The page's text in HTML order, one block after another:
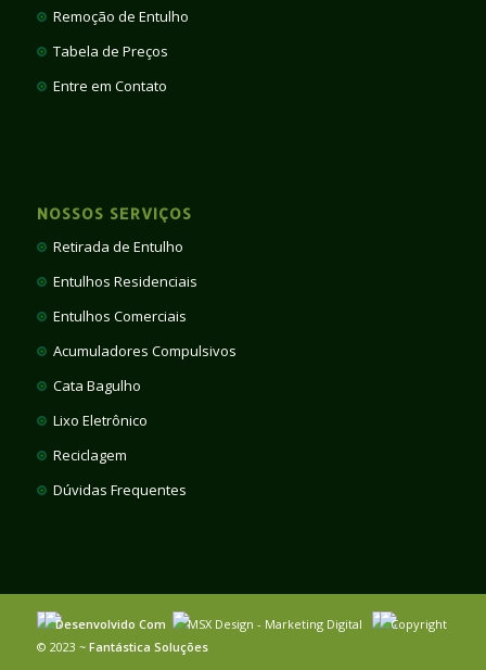
Remoção de Entulho
Tabela de Preços
Entre em Contato
NOSSOS SERVIÇOS
Retirada de Entulho
Entulhos Residenciais
Entulhos Comerciais
Acumuladores Compulsivos
Cata Bagulho
Lixo Eletrônico
Reciclagem
Dúvidas Frequentes
Desenvolvido Com MSX Design - Marketing Digital
Copyright
© 2023 ~ Fantástica Soluções